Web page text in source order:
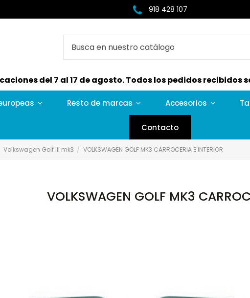
918 428 107
del 7 al 17 de agosto. Todos los pedidos recibidos
Resto de marcas Accesorios
Contacto
Volkswagen Golf III mk3 VOLKSWAGEN GOLF MK3 CARROCERIA E INTERIOR
VOLKSWAGEN GOLF MK3